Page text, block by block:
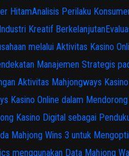
HitamAnalisis Perilaku
Kreatif Berkelanjutan
melalui Aktivitas Kasino
Manajemen Strategis
Aktivitas Mahjongways
Kasino Online dalam
Kasino Digital sebagai
Mahjong Wins 3 untuk
menggunakan Data Mahjong